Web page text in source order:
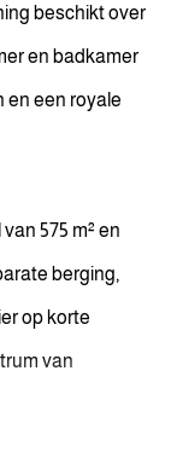
beschikt over
en badkamer
en een royale
575 m² en
berging,
op korte
van